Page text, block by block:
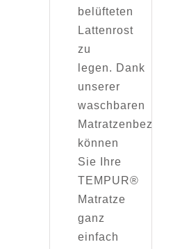
belüfteten
Lattenrost
zu
legen. Dank
unserer
waschbaren
Matratzenbezüge
können
Sie Ihre
TEMPUR®
Matratze
ganz
einfach